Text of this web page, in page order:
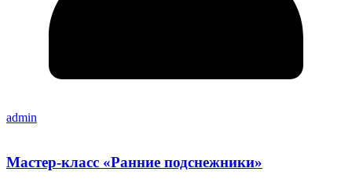
admin
Мастер-класс «Ранние подснежники»